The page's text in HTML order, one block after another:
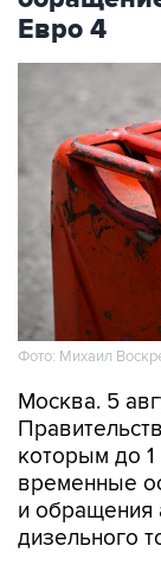
Фото: Михаил
Москва. 5
которым до 1
временные
и обращения
дизельного
Документ